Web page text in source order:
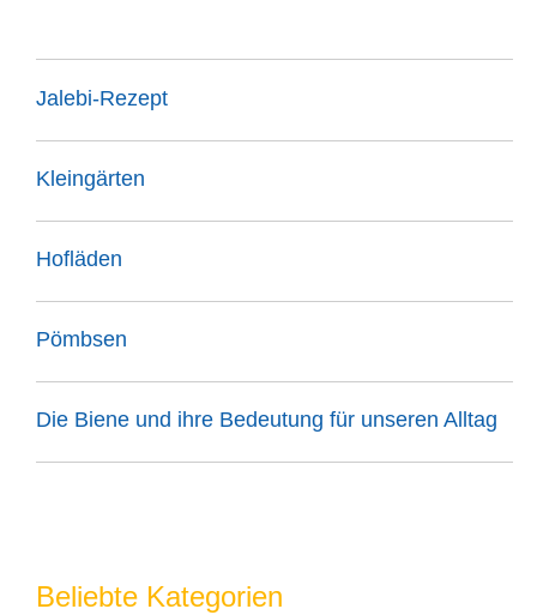
Jalebi-Rezept
Kleingärten
Hofläden
Pömbsen
Die Biene und ihre Bedeutung für unseren Alltag
Beliebte Kategorien